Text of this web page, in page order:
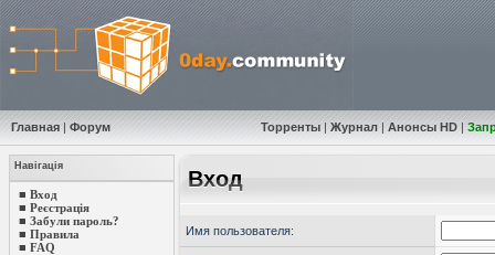
Главная | Форум Торренты |Журнал |Анонсы HD |
Навігація
■ Вход
■ Реєстрація
■ Забули пароль?
■ Правила
■ FAQ
Вход
Имя пользователя: